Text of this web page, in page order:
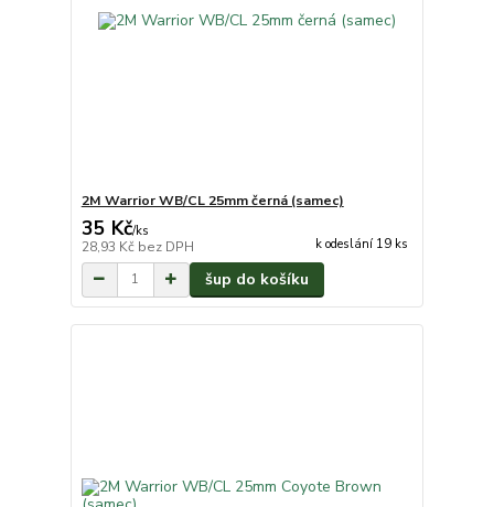
2M Warrior WB/CL 25mm černá (samec)
35 Kč/ks
28,93 Kč bez DPH k odeslání 19 ks
šup do košíku